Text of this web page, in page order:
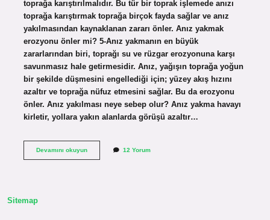
toprağa karıştırılmalıdır. Bu tür bir toprak işlemede anızı
toprağa karıştırmak toprağa birçok fayda sağlar ve anız
yakılmasından kaynaklanan zararı önler. Anız yakmak
erozyonu önler mi? 5-Anız yakmanın en büyük
zararlarından biri, toprağı su ve rüzgar erozyonuna karşı
savunmasız hale getirmesidir. Anız, yağışın toprağa yoğun
bir şekilde düşmesini engellediği için; yüzey akış hızını
azaltır ve toprağa nüfuz etmesini sağlar. Bu da erozyonu
önler. Anız yakılması neye sebep olur? Anız yakma havayı
kirletir, yollara yakın alanlarda görüşü azaltır…
Devamını okuyunAnız
12 Yorum
Sitemap